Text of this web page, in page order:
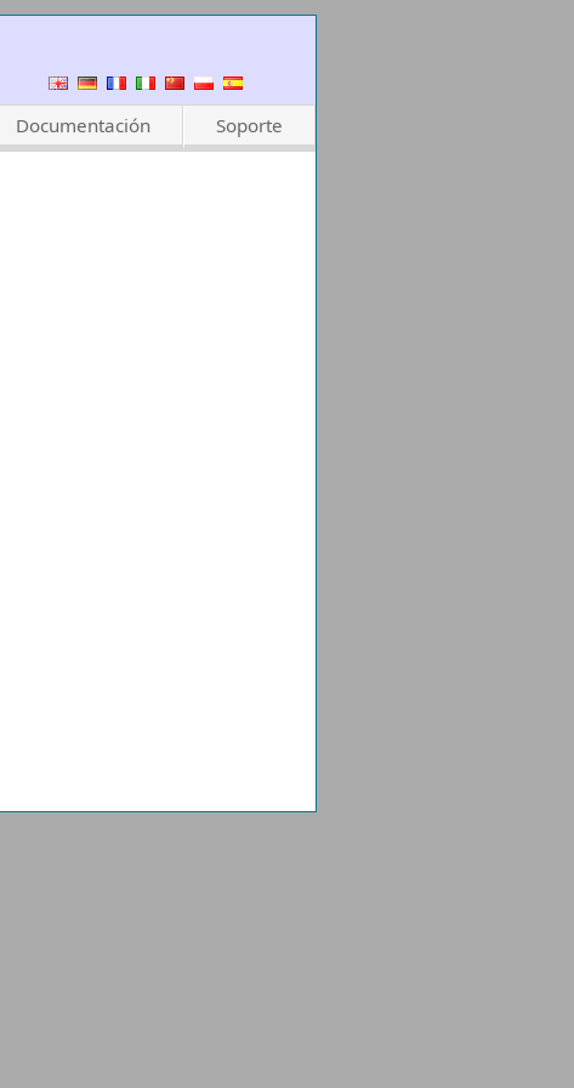
Documentación Soporte